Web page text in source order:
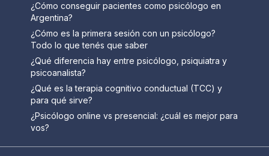
¿Cómo conseguir pacientes como psicólogo en
Argentina?
¿Cómo es la primera sesión con un psicólogo?
Todo lo que tenés que saber
¿Qué diferencia hay entre psicólogo, psiquiatra y
psicoanalista?
¿Qué es la terapia cognitivo conductual (TCC) y
para qué sirve?
¿Psicólogo online vs presencial: ¿cuál es mejor para
vos?